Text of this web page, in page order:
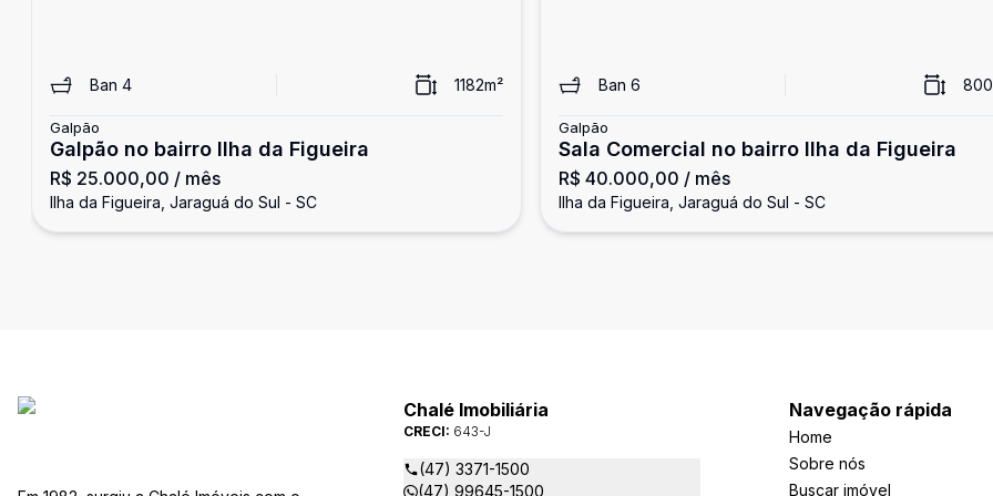
Ban 4 1182m²
Galpão
Galpão no bairro Ilha da Figueira
R$ 25.000,00 / mês
Ilha da Figueira, Jaraguá do Sul - SC
Ban 6 800
Galpão
Sala Comercial no bairro Ilha da Figueira
R$ 40.000,00 / mês
Ilha da Figueira, Jaraguá do Sul - SC
Chalé Imobiliária
CRECI: 643-J
(47) 3371-1500
(47) 99645-1500
Navegação rápida
Home
Sobre nós
Buscar imóvel